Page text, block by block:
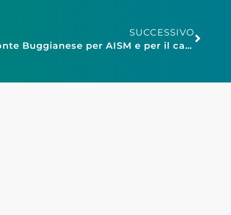
SUCCESSIVO
Confesercenti Pistoia: il CCN di Ponte Buggianese per AISM e per il canile Hermada